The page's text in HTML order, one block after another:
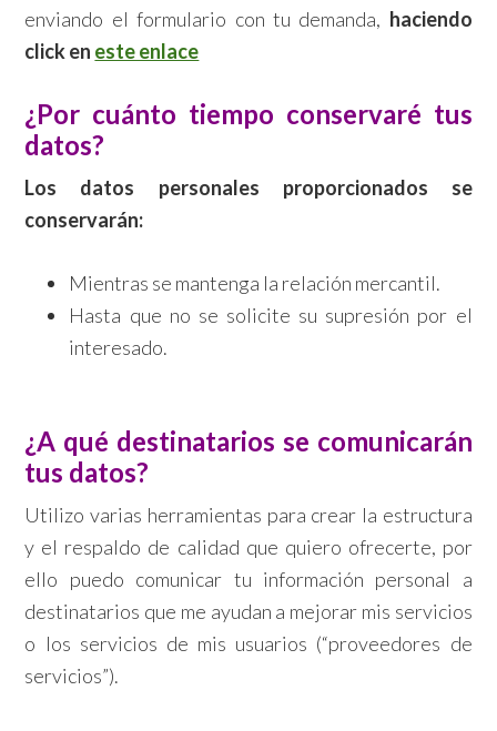
enviando el formulario con tu demanda, haciendo
click en este enlace
¿Por cuánto tiempo conservaré tus
datos?
Los datos personales proporcionados se
conservarán:
Mientras se mantenga la relación mercantil.
Hasta que no se solicite su supresión por el
interesado.
¿A qué destinatarios se comunicarán
tus datos?
Utilizo varias herramientas para crear la estructura
y el respaldo de calidad que quiero ofrecerte, por
ello puedo comunicar tu información personal a
destinatarios que me ayudan a mejorar mis servicios
o los servicios de mis usuarios (“proveedores de
servicios”).